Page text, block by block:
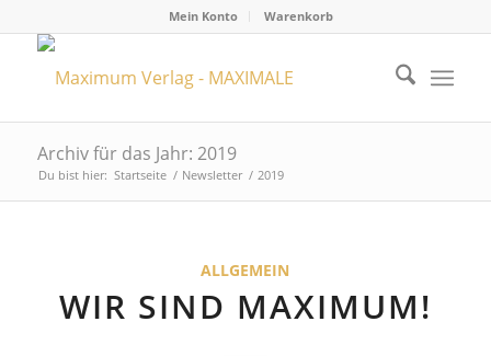
Mein Konto Warenkorb
Archiv für das Jahr: 2019
Du bist hier: Startseite / Newsletter / 2019
ALLGEMEIN
WIR SIND MAXIMUM!